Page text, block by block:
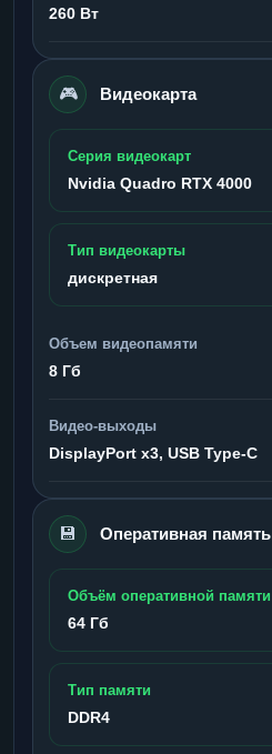
260 Вт
🎮 Видеокарта
Серия видеокарт
Nvidia Quadro RTX 4000
Тип видеокарты
дискретная
Объем видеопамяти
8 Гб
Видео-выходы
DisplayPort x3, USB Type-C
💾 Оперативная память
Объём оперативной памяти
64 Гб
Тип памяти
DDR4